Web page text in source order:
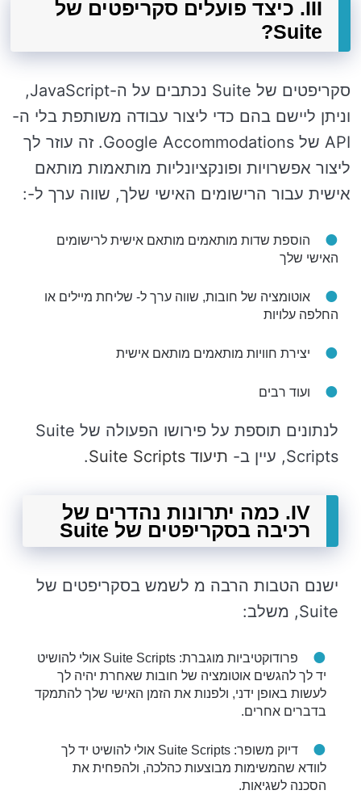
III. כיצד פועלים סקריפטים של
Suite?
סקריפטים של Suite נכתבים על ה-JavaScript,
וניתן ליישם בהם כדי ליצור עבודה משותפת בלי ה-
API של Google Accommodations. זה עוזר לך
ליצור אפשרויות ופונקציונליות מותאמות מותאם
אישית עבור הרישומים האישי שלך, שווה ערך ל-:
הוספת שדות מותאמים מותאם אישית לרישומים
האישי שלך
אוטומציה של חובות, שווה ערך ל- שליחת מיילים או
החלפה עלויות
יצירת חוויות מותאמים מותאם אישית
ועוד רבים
לנתונים תוספת על פירושו הפעולה של Suite
Scripts, עיין ב-
תיעוד Suite Scripts .
IV. כמה יתרונות נהדרים של
רכיבה בסקריפטים של Suite
ישנם הטבות הרבה מ לשמש בסקריפטים של
Suite, משלב:
פרודוקטיביות מוגברת: Suite Scripts אולי להושיט
יד לך להגשים אוטומציה של חובות שאחרת יהיה לך
לעשות באופן ידני, ולפנות את הזמן האישי שלך להתמקד
בדברים אחרים.
דיוק משופר: Suite Scripts אולי להושיט יד לך
לוודא שהמשימות מבוצעות כהלכה, ולהפחית את
הסכנה לשגיאות.